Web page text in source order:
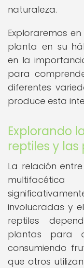
naturaleza.
Exploraremos
planta en su
en la
para
diferentes
produce esta
Explorando
reptiles y las
La relación
involucradas y
reptiles
plantas para
consumiendo
que otros